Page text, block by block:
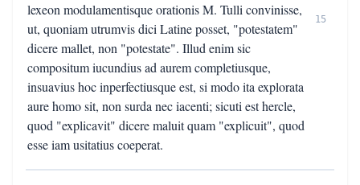
lexeon modulamentisque orationis M. Tulli convinisse,
ut, quoniam utrumvis dici Latine posset, "potestatem"
dicere mallet, non "potestate". Illud enim sic
compositum iucundius ad aurem completiusque,
insuavius hoc inperfectiusque est, si modo ita explorata
aure homo sit, non surda nec iacenti; sicuti est hercle,
quod "explicavit" dicere maluit quam "explicuit", quod
esse iam usitatius coeperat.
15